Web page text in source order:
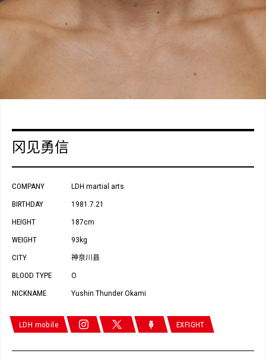
冈见勇信
COMPANY LDH martial arts
BIRTHDAY 1981.7.21
HEIGHT 187cm
WEIGHT 93kg
CITY 神奈川县
BLOOD TYPE O
NICKNAME Yushin Thunder Okami
LDH mobile EXFIGHT